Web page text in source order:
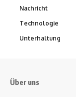
Nachricht
Technologie
Unterhaltung
Über uns